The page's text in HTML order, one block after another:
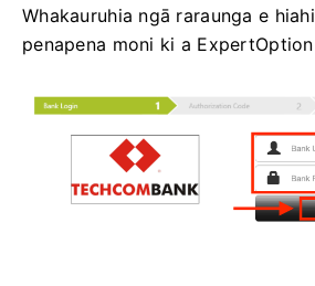
Whakauruhia ngā raraunga e
penapena moni ki a